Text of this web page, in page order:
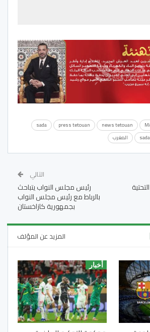
news tetouan
press tetouan
sada
المغرب
التالي
رئيس مجلس النواب يتباحث
بالرباط مع رئيس مجلس النواب
بجمهورية كازاخستان
المزيد عن المؤلف
أخبار